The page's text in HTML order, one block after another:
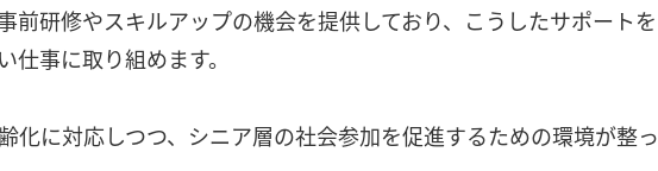
前研修やスキルアップの機会を提供しており、こうしたサポートを
仕事に取り組めます。
化に対応しつつ、シニア層の社会参加を促進するための環境が整っ